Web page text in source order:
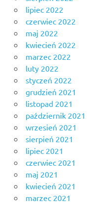
lipiec 2022
czerwiec 2022
maj 2022
kwiecień 2022
marzec 2022
luty 2022
styczeń 2022
grudzień 2021
listopad 2021
październik 2021
wrzesień 2021
sierpień 2021
lipiec 2021
czerwiec 2021
maj 2021
kwiecień 2021
marzec 2021